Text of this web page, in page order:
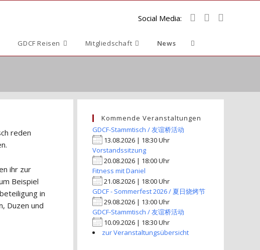
Social Media:
GDCF Reisen Mitgliedschaft News Website-
umschalten
reden
ihr zur
Beispiel
in
Duzen und
Kommende Veranstaltungen
GDCF-Stammtisch / 友谊桥活动
13.08.2026 | 18:30 Uhr
Vorstandssitzung
20.08.2026 | 18:00 Uhr
Fitness mit Daniel
21.08.2026 | 18:00 Uhr
GDCF - Sommerfest 2026 / 夏日烧烤节
29.08.2026 | 13:00 Uhr
GDCF-Stammtisch / 友谊桥活动
10.09.2026 | 18:30 Uhr
zur Veranstaltungsübersicht